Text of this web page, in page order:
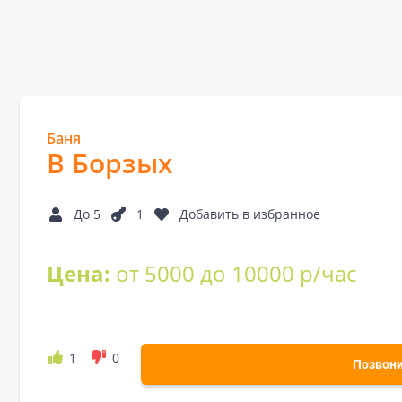
Баня
В Борзых
До 5 1 Добавить в избранное
Цена: от 5000 до 10000 р/час
1 0